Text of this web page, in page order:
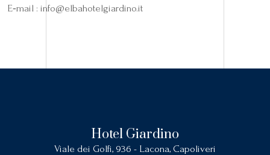
E‑mail : info@elbahotelgiardino.it
Hotel Giardino
Viale dei Golfi, 936 - Lacona, Capoliveri